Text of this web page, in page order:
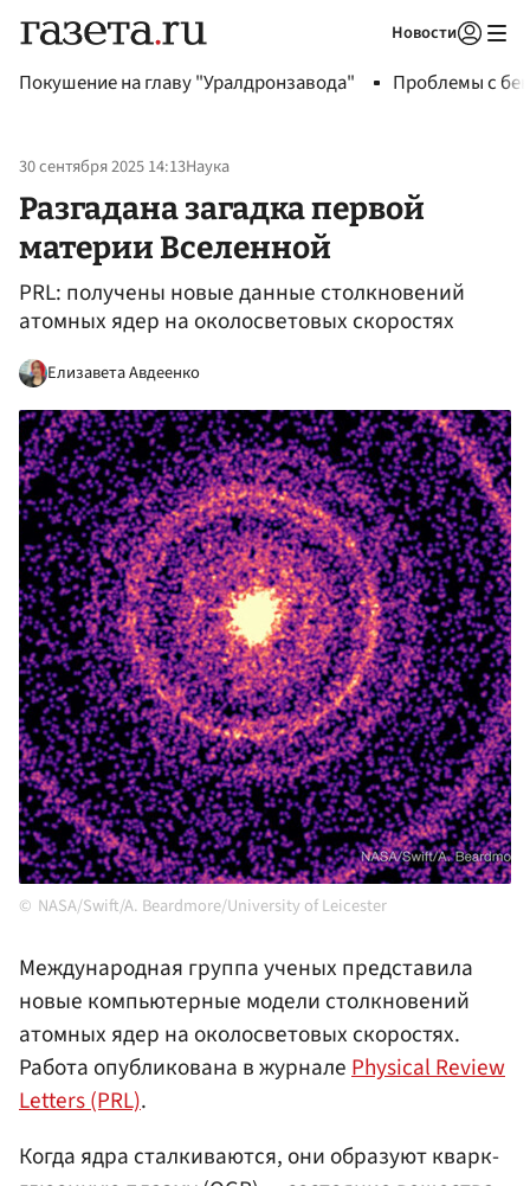
Новости
Покушение на главу "Уралдронзавода" Проблемы с
30 сентября 2025 14:13Наука
Разгадана загадка первой
материи Вселенной
PRL: получены новые данные столкновений
атомных ядер на околосветовых скоростях
Елизавета Авдеенко
NASA/Swift/A. Beardmore/University of Leicester
Международная группа ученых представила
новые компьютерные модели столкновений
атомных ядер на околосветовых скоростях.
Работа опубликована в журналеPhysical Review
Letters (PRL).
Когда ядра сталкиваются, они образуют кварк-